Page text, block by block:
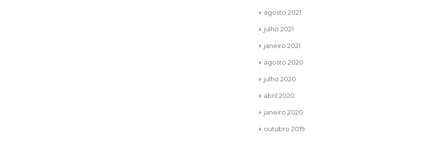
agosto 2021
julho 2021
janeiro 2021
agosto 2020
julho 2020
abril 2020
janeiro 2020
outubro 2019